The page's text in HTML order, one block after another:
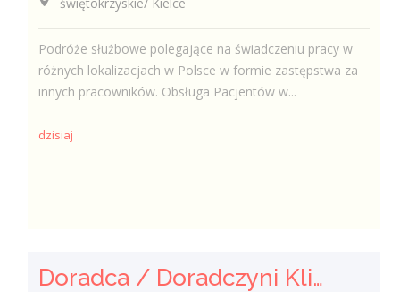
Podróże służbowe polegające na świadczeniu pracy w
różnych lokalizacjach w Polsce w formie zastępstwa za
innych pracowników. Obsługa Pacjentów w...
dzisiaj
Doradca / Doradczyni Klienta